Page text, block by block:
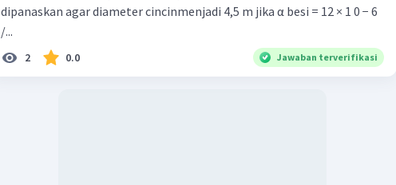
dipanaskan agar diameter cincinmenjadi 4,5 m jika α besi = 12 × 1 0 − 6
/...
2 0.0 Jawaban terverifikasi